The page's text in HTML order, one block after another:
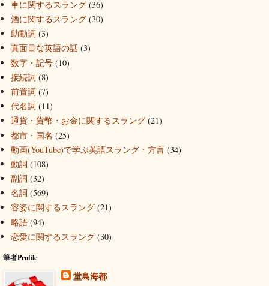
車に関するスラング (36)
酒に関するスラング (30)
助動詞 (3)
真面目な英語の話 (3)
数字・記号 (10)
接続詞 (8)
前置詞 (7)
代名詞 (11)
通貨・貨幣・お金に関するスラング (21)
都市・国名 (25)
動画(YouTube)で学ぶ英語スラング・方言 (34)
動詞 (108)
副詞 (32)
名詞 (569)
容姿に関するスラング (21)
略語 (94)
恋愛に関するスラング (30)
筆者Profile
堂島海都